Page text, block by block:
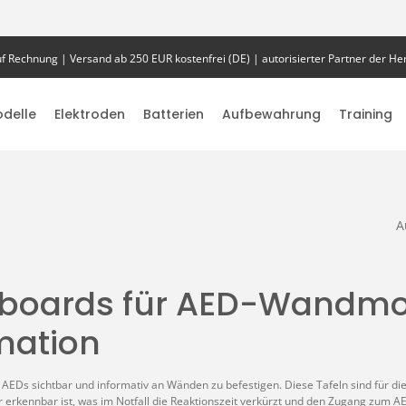
Rechnung | Versand ab 250 EUR kostenfrei (DE) | autorisierter Partner der
Elektroden Batterien Aufbewahrung Training
für AED-
sichtbar und informativ an Wänden zu befestigen. Diese Tafeln sind für
ist, was im Notfall die Reaktionszeit verkürzt und den Zugang zum